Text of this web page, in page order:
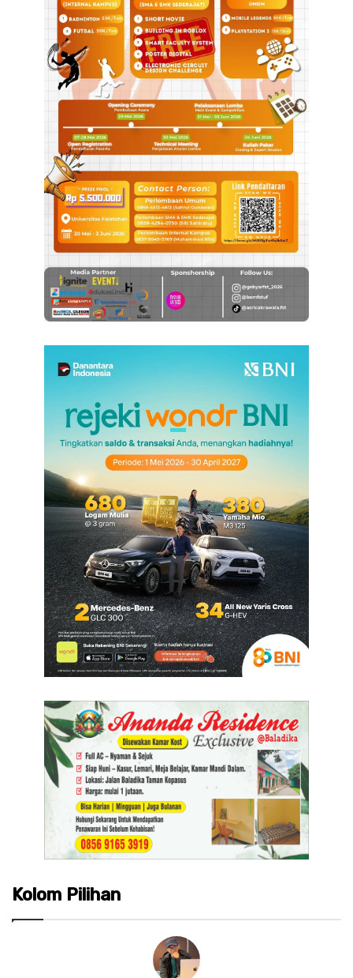
Kolom Pilihan